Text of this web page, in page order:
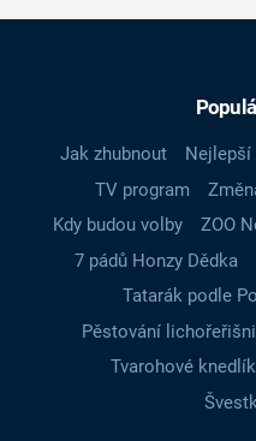
Jak zhubnout Nejlepší
TV program
Kdy budou volby
ZOO
7 pádů Honzy Dědka
Tatarák podle
Pěstování
Tvarohové